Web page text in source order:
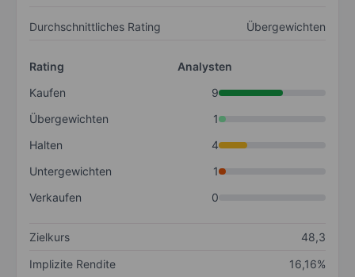
Durchschnittliches Rating Übergewichten
Rating
Analysten
Kaufen
9
Übergewichten
1
Halten
4
Untergewichten
1
Verkaufen
0
Zielkurs
48,3
Implizite Rendite
16,16%